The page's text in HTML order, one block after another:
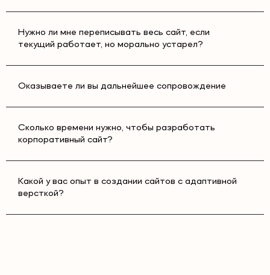
Нужно ли мне переписывать весь сайт, если
текущий работает, но морально устарел?
Оказываете ли вы дальнейшее сопровождение
Сколько времени нужно, чтобы разработать
корпоративный сайт?
Какой у вас опыт в создании сайтов с адаптивной
версткой?